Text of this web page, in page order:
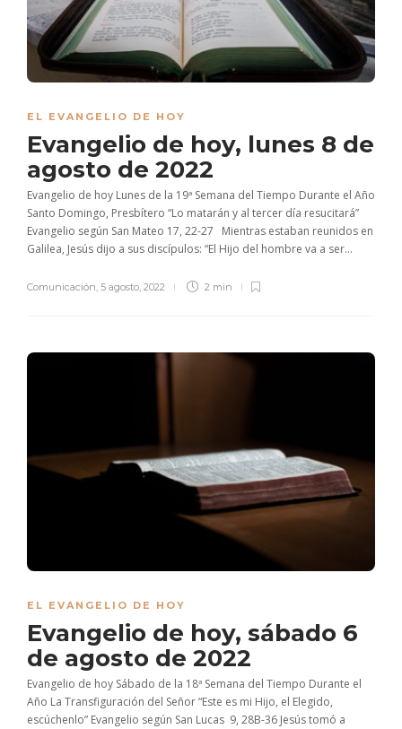
EL EVANGELIO DE HOY
Evangelio de hoy, lunes 8 de
agosto de 2022
Evangelio de hoy Lunes de la 19ª Semana del Tiempo Durante el Año
Santo Domingo, Presbítero “Lo matarán y al tercer día resucitará”
Evangelio según San Mateo 17, 22-27 Mientras estaban reunidos en
Galilea, Jesús dijo a sus discípulos: “El Hijo del hombre va a ser...
Comunicación, 5 agosto, 2022 2 min
EL EVANGELIO DE HOY
Evangelio de hoy, sábado 6
de agosto de 2022
Evangelio de hoy Sábado de la 18ª Semana del Tiempo Durante el
Año La Transfiguración del Señor “Este es mi Hijo, el Elegido,
escúchenlo” Evangelio según San Lucas 9, 28B-36 Jesús tomó a